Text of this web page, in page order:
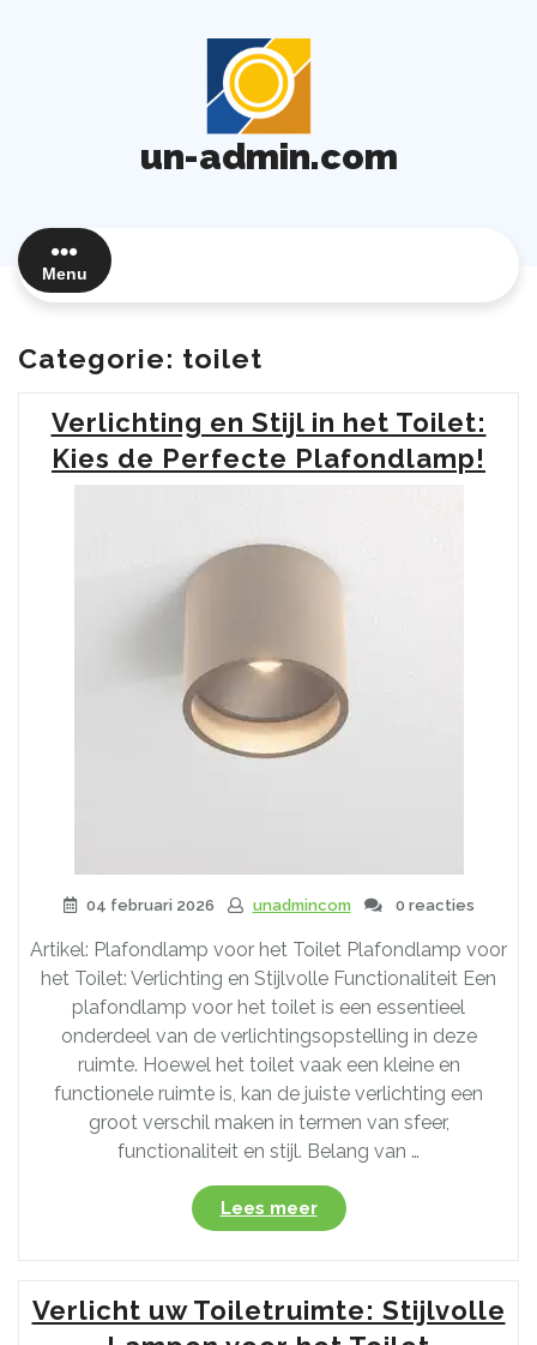
un-admin.com
Menu
Categorie: toilet
Verlichting en Stijl in het Toilet:
Kies de Perfecte Plafondlamp!
04 februari 2026 unadmincom 0 reacties
Artikel: Plafondlamp voor het Toilet Plafondlamp voor
het Toilet: Verlichting en Stijlvolle Functionaliteit Een
plafondlamp voor het toilet is een essentieel
onderdeel van de verlichtingsopstelling in deze
ruimte. Hoewel het toilet vaak een kleine en
functionele ruimte is, kan de juiste verlichting een
groot verschil maken in termen van sfeer,
functionaliteit en stijl. Belang van …
Lees meer“Verlichting
en
Stijl
in
het
Toilet:
Verlicht uw Toiletruimte: Stijlvolle